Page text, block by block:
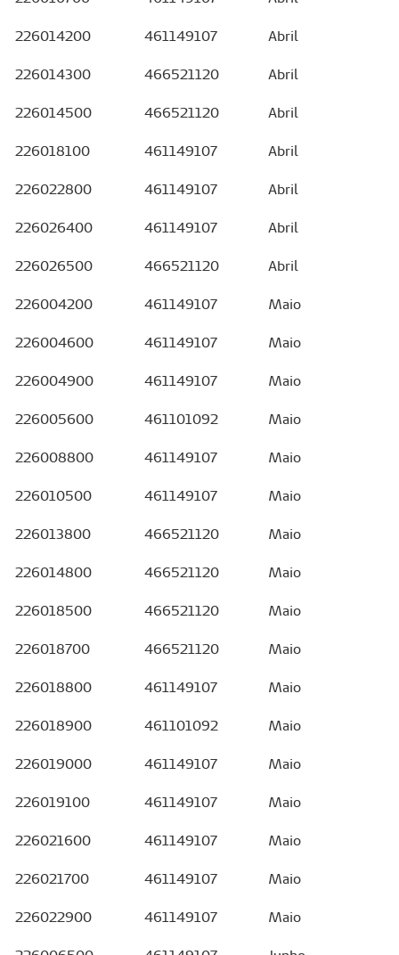
226014200 461149107 Abril
226014300 466521120 Abril
226014500 466521120 Abril
226018100 461149107 Abril
226022800 461149107 Abril
226026400 461149107 Abril
226026500 466521120 Abril
226004200 461149107 Maio
226004600 461149107 Maio
226004900 461149107 Maio
226005600 461101092 Maio
226008800 461149107 Maio
226010500 461149107 Maio
226013800 466521120 Maio
226014800 466521120 Maio
226018500 466521120 Maio
226018700 466521120 Maio
226018800 461149107 Maio
226018900 461101092 Maio
226019000 461149107 Maio
226019100 461149107 Maio
226021600 461149107 Maio
226021700 461149107 Maio
226022900 461149107 Maio